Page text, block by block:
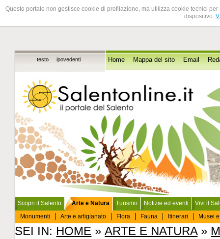
Questo portale non gestisce cookie di profilazione, ma utilizza cookie tecnici
dispositivo.
testo ipovedenti Home Mappa del sito Email
Scopri il Salento
Arte e Natura
Monumenti
Arte e artigianato Flora Fauna Itinerari Musei
Turismo Notizie ed eventi Vivi il
SEI IN: HOME »ARTE E NATURA»